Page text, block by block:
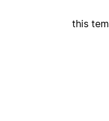
this